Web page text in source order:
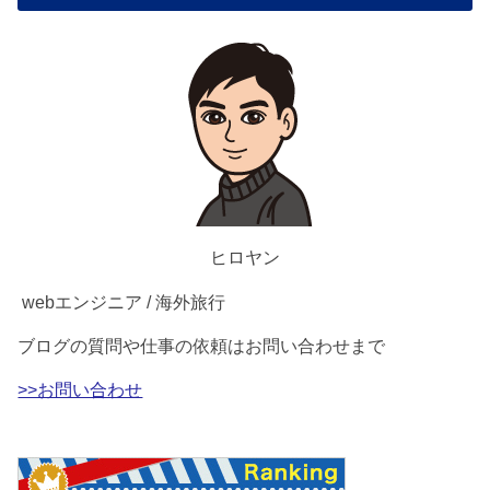
ヒロヤン
webエンジニア / 海外旅行
ブログの質問や仕事の依頼はお問い合わせまで
>>お問い合わせ